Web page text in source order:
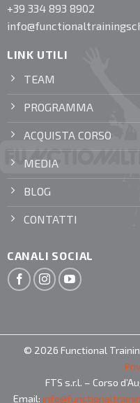
+39 334 893 8902
LINK UTILI
TEAM
PROGRAMMA
ACQUISTA CORSO
MEDIA
BLOG
CONTATTI
CANALI SOCIAL
© 2026 Functional
FTS s.r.l. – Corso
Email: